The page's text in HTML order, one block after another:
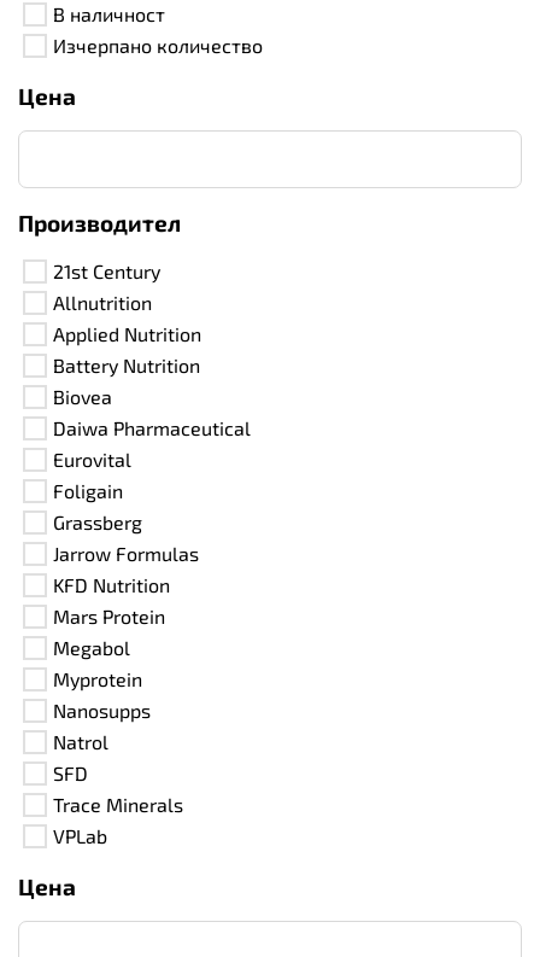
В наличност
Изчерпано количество
Цена
Производител
21st Century
Allnutrition
Applied Nutrition
Battery Nutrition
Biovea
Daiwa Pharmaceutical
Eurovital
Foligain
Grassberg
Jarrow Formulas
KFD Nutrition
Mars Protein
Megabol
Myprotein
Nanosupps
Natrol
SFD
Trace Minerals
VPLab
Цена